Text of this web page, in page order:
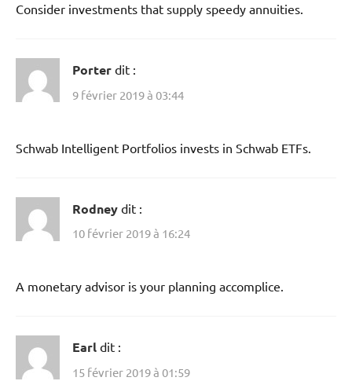
Consider investments that supply speedy annuities.
Porter dit :
9 février 2019 à 03:44
Schwab Intelligent Portfolios invests in Schwab ETFs.
Rodney dit :
10 février 2019 à 16:24
A monetary advisor is your planning accomplice.
Earl dit :
15 février 2019 à 01:59